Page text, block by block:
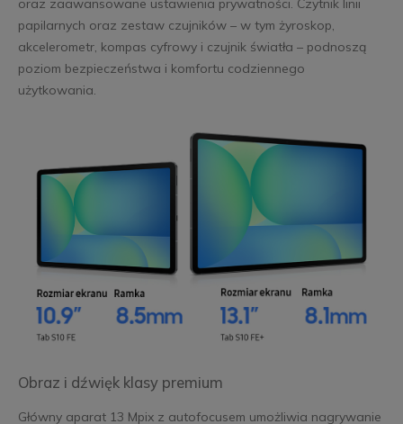
oraz zaawansowane ustawienia prywatności. Czytnik linii
papilarnych oraz zestaw czujników – w tym żyroskop,
akcelerometr, kompas cyfrowy i czujnik światła – podnoszą
poziom bezpieczeństwa i komfortu codziennego
użytkowania.
Obraz i dźwięk klasy premium
Główny aparat 13 Mpix z autofocusem umożliwia nagrywanie